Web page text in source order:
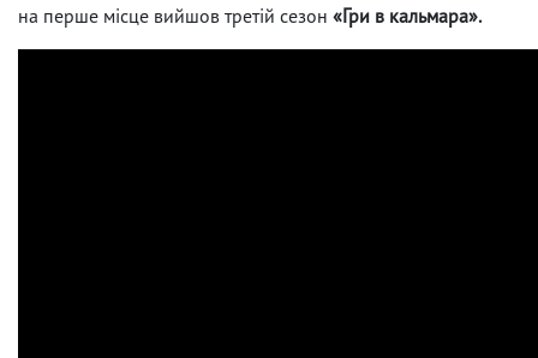
на перше місце вийшов третій сезон «Гри в кальмара».